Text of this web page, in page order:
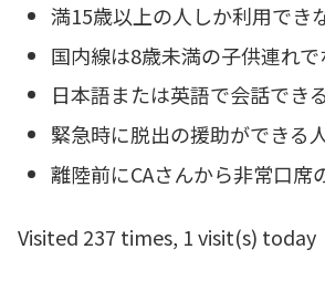
満15歳以上の人しか利用でき
国内線は8歳未満の子供連れで
日本語または英語で会話でき
緊急時に脱出の援助ができる人
離陸前にCAさんから非常口席
Visited 237 times, 1 visit(s) today